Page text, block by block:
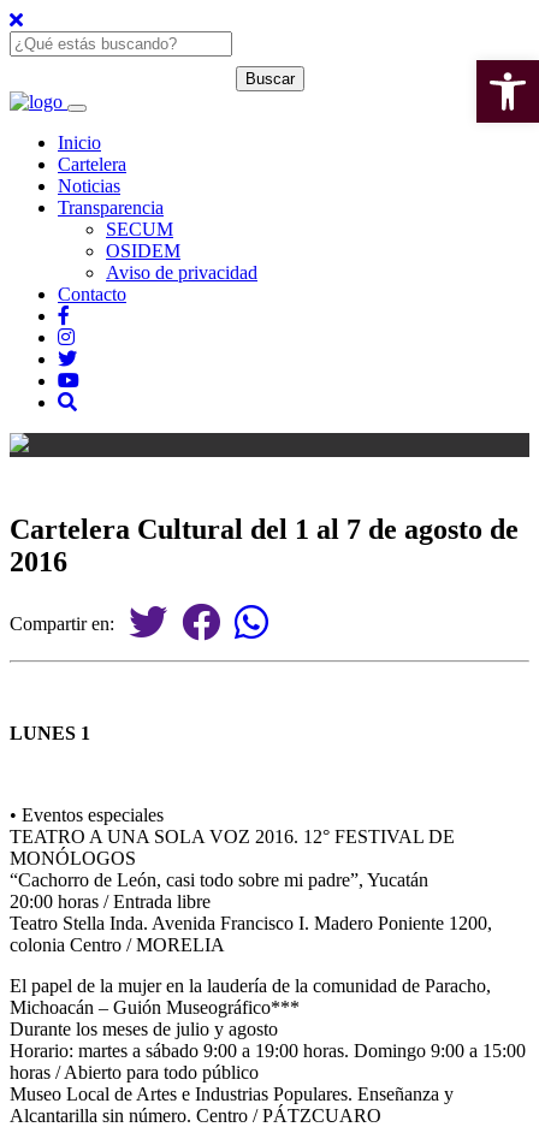
Inicio
Cartelera
Noticias
Transparencia
SECUM
OSIDEM
Aviso de privacidad
Contacto
Cartelera Cultural del 1 al 7 de agosto de
2016
Compartir en:
LUNES 1
• Eventos especiales
TEATRO A UNA SOLA VOZ 2016. 12° FESTIVAL DE
MONÓLOGOS
“Cachorro de León, casi todo sobre mi padre”, Yucatán
20:00 horas / Entrada libre
Teatro Stella Inda. Avenida Francisco I. Madero Poniente 1200,
colonia Centro / MORELIA
El papel de la mujer en la laudería de la comunidad de Paracho,
Michoacán – Guión Museográfico***
Durante los meses de julio y agosto
Horario: martes a sábado 9:00 a 19:00 horas. Domingo 9:00 a 15:00
horas / Abierto para todo público
Museo Local de Artes e Industrias Populares. Enseñanza y
Alcantarilla sin número. Centro / PÁTZCUARO